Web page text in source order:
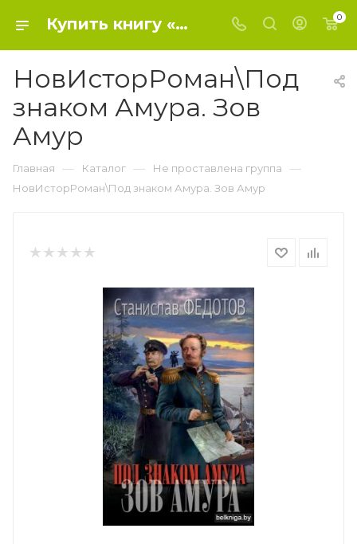
Купить книгу «НовИсторРоман\Под знаком Амура. Зов Амур» 2023, Федотов С.П. - Не проставлена группа 0
НовИсторРоман\Под
знаком Амура. Зов
Амур
Главная — Каталог — Не проставлена группа —
НовИсторРоман\Под знаком Амура. Зов Амур